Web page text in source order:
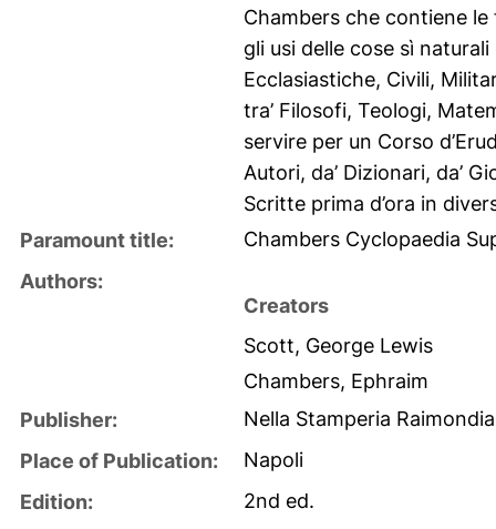
Chambers che contiene
gli usi delle cose sì
Ecclasiastiche, Civili,
tra’ Filosofi, Teologi,
servire per un Corso
Autori, da’ Dizionari, da’
Scritte prima d’ora in
Paramount title:
Chambers Cyclopaedia
Authors:
Creators
Scott, George Lewis
Chambers, Ephraim
Publisher:
Nella Stamperia
Place of Publication:
Napoli
Edition:
2nd ed.